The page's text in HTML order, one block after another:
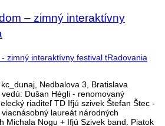
– zimný interaktívny
Nedbalova 3, Bratislava
Dušan Hégli - renomovaný
riaditeľ TD Ifjú szivek Štefan Štec -
laureát národných
Michala Nogu + Ifjú Szivek band. Piatok